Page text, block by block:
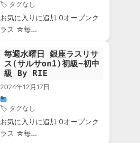
🏷 タグなし
お気に入りに追加 0オープンク
ラス ☆毎…
毎週水曜日 銀座ラスリサ
ス(サルサon1)初級~初中
級 By RIE
2024年12月17日
🏷 タグなし
お気に入りに追加 0オープンク
ラス ☆毎…